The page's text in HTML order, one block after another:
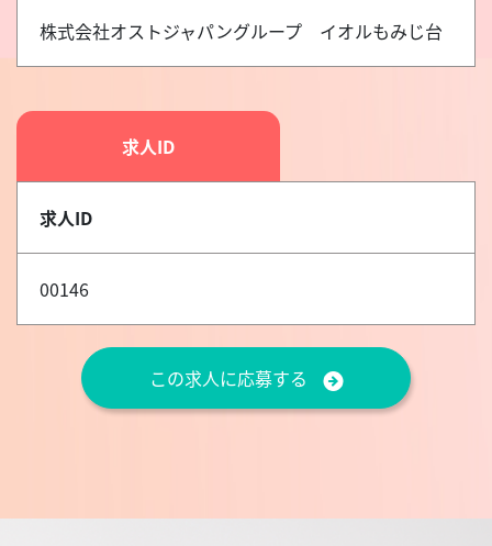
株式会社オストジャパングループ イオルもみじ台
求人ID
求人ID
00146
この求人に応募する